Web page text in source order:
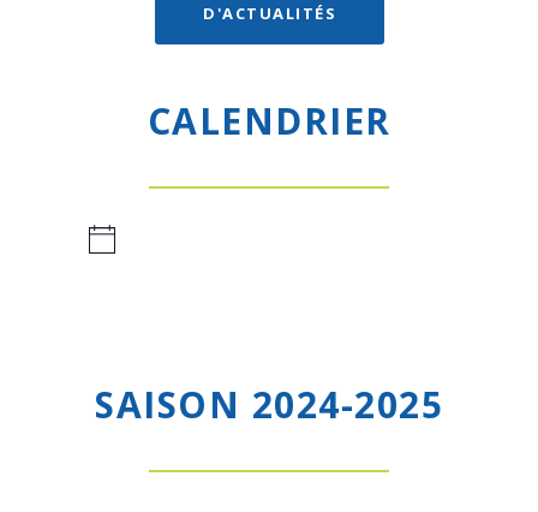
D'ACTUALITÉS
CALENDRIER
SAISON 2024-2025